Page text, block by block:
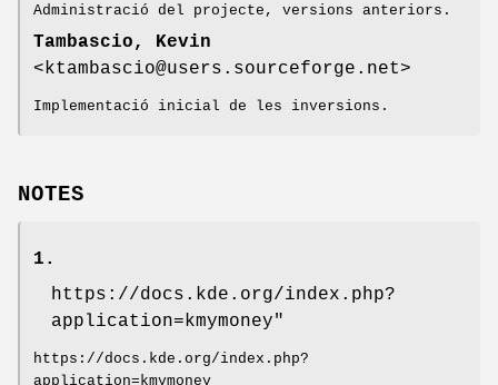
Administració del projecte, versions anteriors.
Tambascio, Kevin
<ktambascio@users.sourceforge.net>
Implementació inicial de les inversions.
NOTES
1.
https://docs.kde.org/index.php?
application=kmymoney"
https://docs.kde.org/index.php?
application=kmymoney